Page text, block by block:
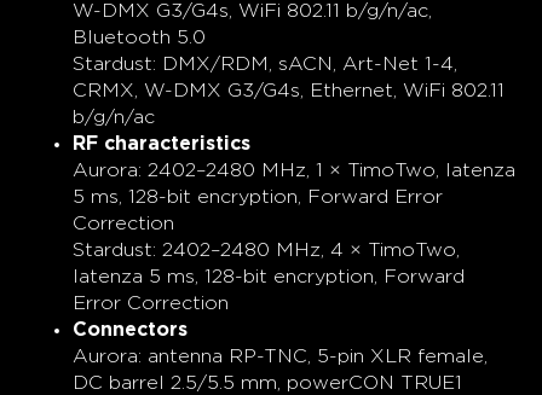
W-DMX G3/G4s, WiFi 802.11 b/g/n/ac,
Bluetooth 5.0
Stardust: DMX/RDM, sACN, Art-Net 1-4,
CRMX, W-DMX G3/G4s, Ethernet, WiFi 802.11
b/g/n/ac
RF characteristics
Aurora: 2402–2480 MHz, 1 × TimoTwo, latenza
5 ms, 128-bit encryption, Forward Error
Correction
Stardust: 2402–2480 MHz, 4 × TimoTwo,
latenza 5 ms, 128-bit encryption, Forward
Error Correction
Connectors
Aurora: antenna RP-TNC, 5-pin XLR female,
DC barrel 2.5/5.5 mm, powerCON TRUE1